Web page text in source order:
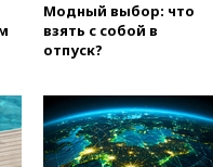
вчера, 21:35После пожара на
в Брянске возбудили
уголовное дело
по гимнастике получили
отказ в визах от
Модный выбор: что
взять с собой в
отпуск?